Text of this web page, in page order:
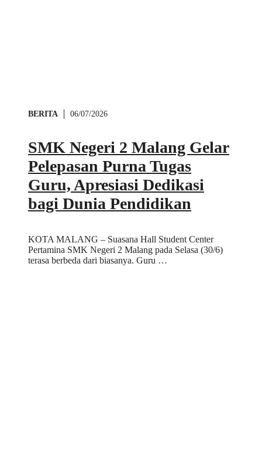
BERITA 06/07/2026
SMK Negeri 2 Malang Gelar
Pelepasan Purna Tugas
Guru, Apresiasi Dedikasi
bagi Dunia Pendidikan
KOTA MALANG – Suasana Hall Student Center
Pertamina SMK Negeri 2 Malang pada Selasa (30/6)
terasa berbeda dari biasanya. Guru …